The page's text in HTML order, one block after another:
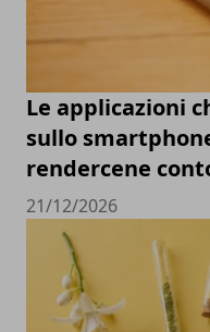
Le applicazioni
sullo
rendercene
21/12/2026